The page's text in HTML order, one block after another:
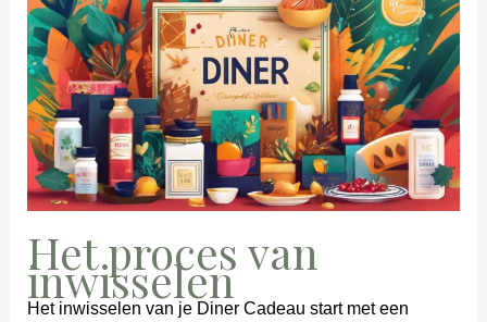
Het proces van
inwisselen
Het inwisselen van je Diner Cadeau start met een